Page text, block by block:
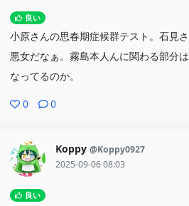
良い
小原さんの思春期症候群テスト。石見
悪女だなぁ。霧島本人んに関わる部分
なってるのか。
0 0
Koppy @Koppy0927
2025-09-06 08:03
良い